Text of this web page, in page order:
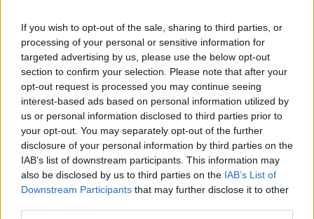
If you wish to opt-out of the sale, sharing to third parties, or
processing of your personal or sensitive information for
targeted advertising by us, please use the below opt-out
section to confirm your selection. Please note that after your
opt-out request is processed you may continue seeing
interest-based ads based on personal information utilized by
us or personal information disclosed to third parties prior to
your opt-out. You may separately opt-out of the further
disclosure of your personal information by third parties on the
IAB’s list of downstream participants. This information may
also be disclosed by us to third parties on the IAB’s List of
Downstream Participants that may further disclose it to other